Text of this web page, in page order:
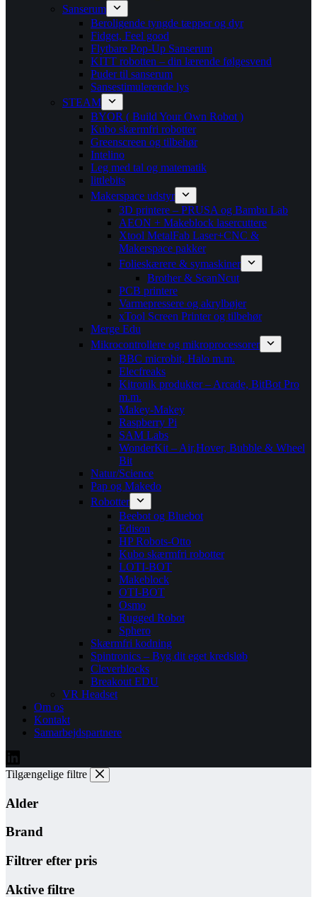
Sanserum
Beroligende tyngde tæpper og dyr
Fidget, Feel good
Flytbare Pop-Up Sanserum
KITT robotten – din lærende følgesvend
Puder til sanserum
Sansestimulerende lys
STEAM
BYOR ( Build Your Own Robot )
Kubo skærmfri robotter
Greenscreen og tilbehør
Intelino
Leg med tal og matematik
littlebits
Makerspace udstyr
3D printere – PRUSA og Bambu Lab
AEON + Makeblock lasercuttere
Xtool MetalFab Laser+CNC &
Makerspace pakker
Folieskærere & symaskiner
Brother & ScanNcut
PCB printere
Varmepressere og akrylbøjer
xTool Screen Printer og tilbehør
Merge Edu
Mikrocontrollere og mikroprocessorer
BBC microbit, Halo m.m.
Elecfreaks
Kitronik produkter – Arcade, BitBot Pro
m.m.
Makey-Makey
Raspberry Pi
SAM Labs
WonderKit – Air,Hover, Bubble & Wheel
Bit
Natur/Science
Pap og Makedo
Robotter
Beebot og Bluebot
Edison
HP Robots-Otto
Kubo skærmfri robotter
LOTI-BOT
Makeblock
OTI-BOT
Osmo
Rugged Robot
Sphero
Skærmfri kodning
Spintronics – Byg dit eget kredsløb
Cleverblocks
Breakout EDU
VR Headset
Om os
Kontakt
Samarbejdspartnere
Tilgængelige filtre
Alder
Brand
Filtrer efter pris
Aktive filtre